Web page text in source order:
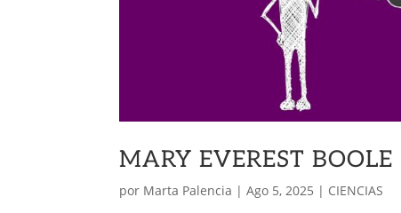
MARY EVEREST BOOLE
por Marta Palencia |Ago 5, 2025 | CIENCIAS